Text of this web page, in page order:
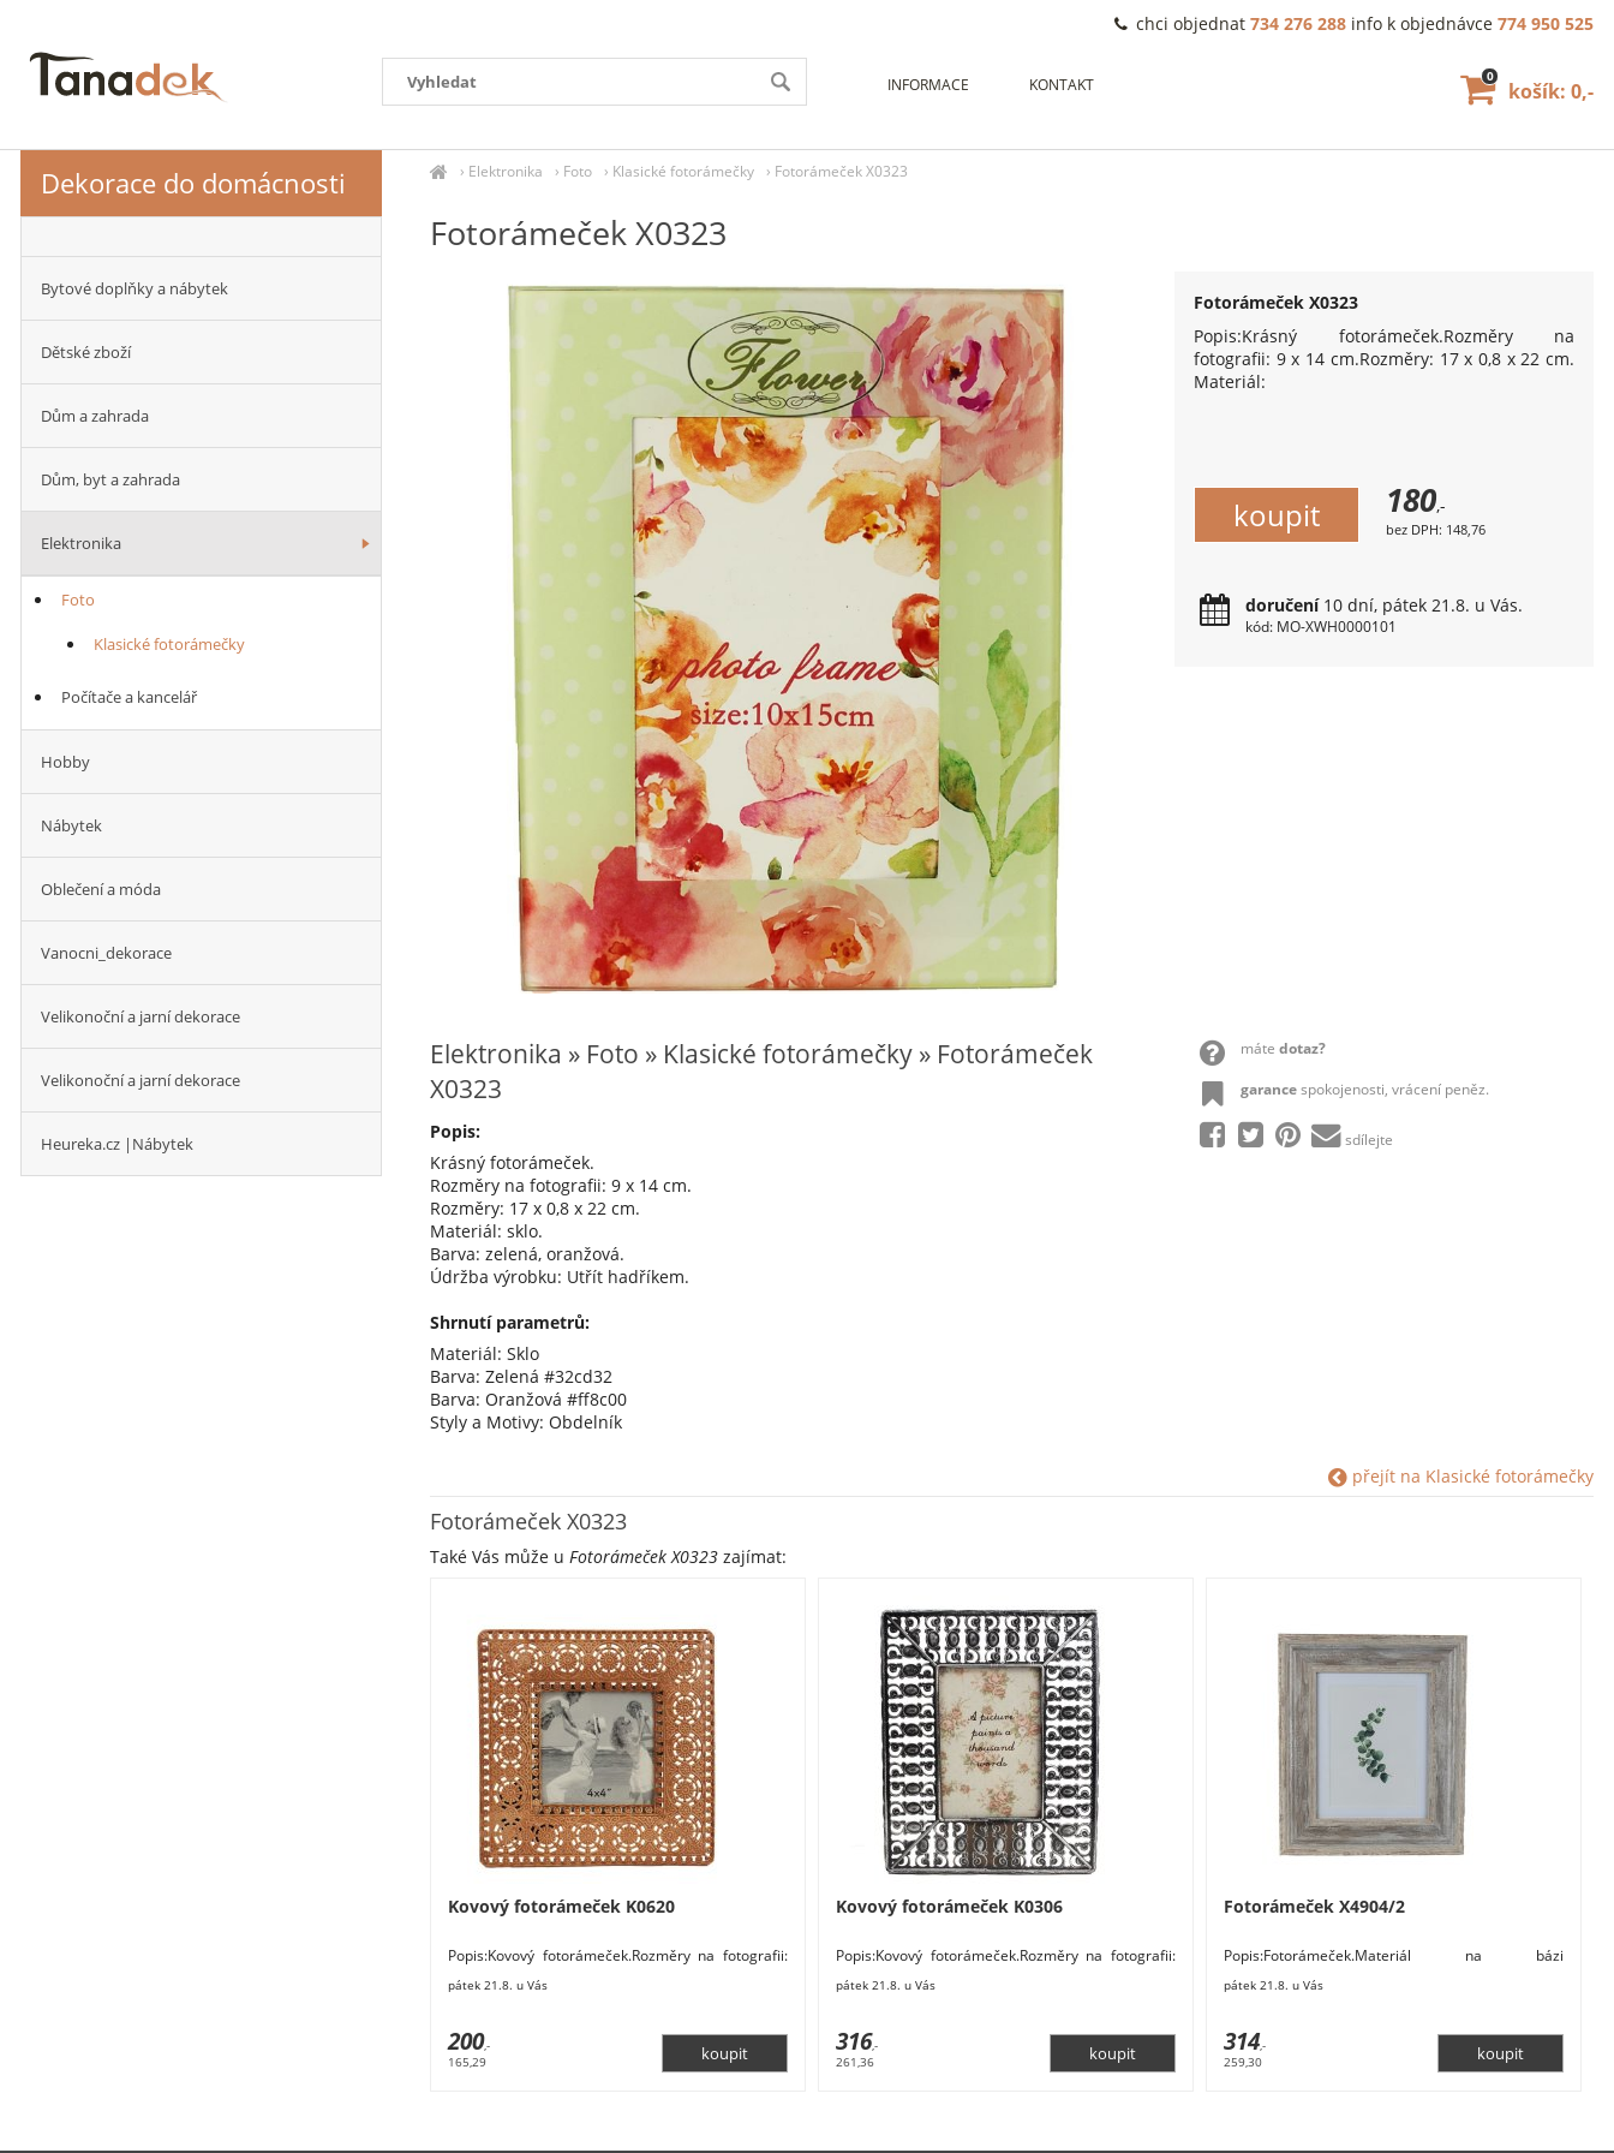
› Elektronika › Foto › Klasické fotorámečky › Fotorámeček X0323
Fotorámeček X0323
Fotorámeček X0323
Popis:Krásný fotorámeček.Rozměry na
fotografii: 9 x 14 cm.Rozměry: 17 x 0,8 x 22 cm.
Materiál:
180,-
bez DPH: 148,76
doručení10 dní, pátek 21.8. u Vás.
kód: MO-XWH0000101
máte dotaz?
garancespokojenosti, vrácení peněz.
sdílejte
Elektronika » Foto » Klasické fotorámečky » Fotorámeček
X0323
Popis:
Krásný fotorámeček.
Rozměry na fotografii: 9 x 14 cm.
Rozměry: 17 x 0,8 x 22 cm.
Materiál: sklo.
Barva: zelená, oranžová.
Údržba výrobku: Utřít hadříkem.
Shrnutí parametrů:
Materiál: Sklo
Barva: Zelená #32cd32
Barva: Oranžová #ff8c00
Styly a Motivy: Obdelník
přejít na Klasické fotorámečky
Fotorámeček X0323
Také Vás může u Fotorámeček X0323zajímat:
Kovový fotorámeček K0620
Popis:Kovový fotorámeček.Rozměry na fotografii:
pátek 21.8. u Vás
200,-
165,29
Kovový fotorámeček K0306
Popis:Kovový fotorámeček.Rozměry na fotografii:
pátek 21.8. u Vás
316,-
261,36
Fotorámeček X4904/2
Popis:Fotorámeček.Materiál na bázi
sklo. Barva:
pátek 21.8. u Vás
314,-
259,30
Dekorace do domácnosti
Bytové doplňky a nábytek
Dětské zboží
Dům a zahrada
Dům, byt a zahrada
Elektronika
Foto
Klasické fotorámečky
Počítače a kancelář
Hobby
Nábytek
Oblečení a móda
Vanocni_dekorace
Velikonoční a jarní dekorace
Velikonoční a jarní dekorace
Heureka.cz |Nábytek
INFORMACE KONTAKT
chci objednat 734 276 288 info k objednávce 774 950 525
košík: 0,-
0